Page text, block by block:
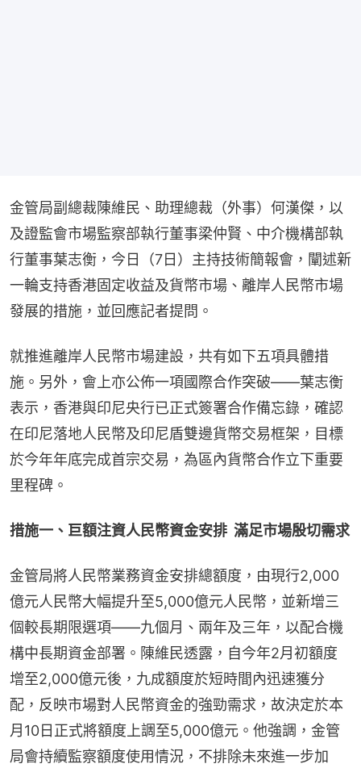
金管局副總裁陳維民、助理總裁（外事）何漢傑，以
及證監會市場監察部執行董事梁仲賢、中介機構部執
行董事葉志衡，今日（7日）主持技術簡報會，闡述新
一輪支持香港固定收益及貨幣市場、離岸人民幣市場
發展的措施，並回應記者提問。
就推進離岸人民幣市場建設，共有如下五項具體措
施。另外，會上亦公佈一項國際合作突破——葉志衡
表示，香港與印尼央行已正式簽署合作備忘錄，確認
在印尼落地人民幣及印尼盾雙邊貨幣交易框架，目標
於今年年底完成首宗交易，為區內貨幣合作立下重要
里程碑。
措施一、巨額注資人民幣資金安排  滿足市場殷切需求
金管局將人民幣業務資金安排總額度，由現行2,000
億元人民幣大幅提升至5,000億元人民幣，並新增三
個較長期限選項——九個月、兩年及三年，以配合機
構中長期資金部署。陳維民透露，自今年2月初額度
增至2,000億元後，九成額度於短時間內迅速獲分
配，反映市場對人民幣資金的強勁需求，故決定於本
月10日正式將額度上調至5,000億元。他強調，金管
局會持續監察額度使用情況，不排除未來進一步加